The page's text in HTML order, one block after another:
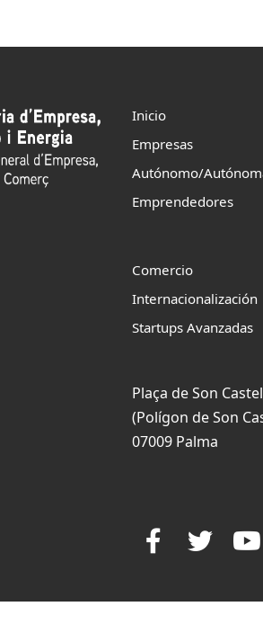
Inicio
Empresas
Autónomo/
Emprendedores
Comercio
Internacionalización
Startups Avanzadas
Plaça de Son
(Polígon de Son
07009 Palma